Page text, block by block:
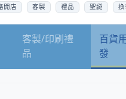
開店 客製 禮品 聖誕 換
客製/印刷禮
品
百貨
發